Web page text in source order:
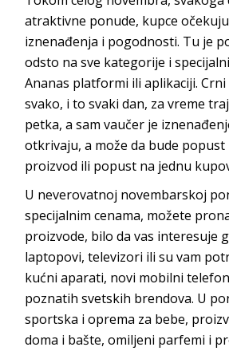
atraktivne ponude, kupce
iznenađenja i pogodnosti. Tu je
odsto na sve kategorije i
Ananas platformi ili aplikaciji.
svako, i to svaki dan, za vreme
petka, a sam vaučer je
otkrivaju, a može da bude popust
proizvod ili popust na jednu
U neverovatnoj novembarskoj
specijalnim cenama, možete
proizvode, bilo da vas interesuje
laptopovi, televizori ili su vam
kućni aparati, novi mobilni
poznatih svetskih brendova. U
sportska i oprema za bebe,
doma i bašte, omiljeni parfemi i